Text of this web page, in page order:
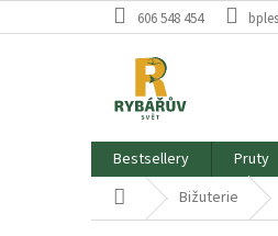
na
606 548 454
Bestsellery Pruty
Domů Bižuterie